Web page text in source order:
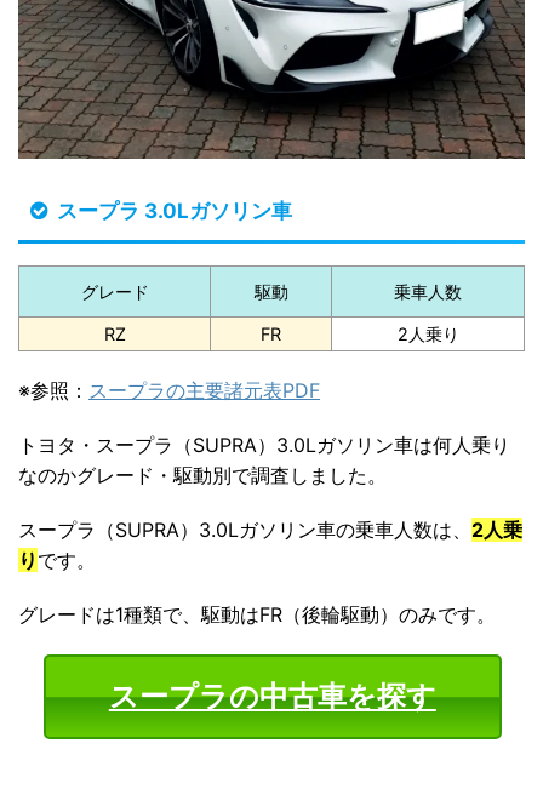
スープラ 3.0Lガソリン車
グレード 駆動 乗車人数
RZ FR 2人乗り
※参照： スープラの主要諸元表PDF
トヨタ・スープラ（SUPRA）3.0Lガソリン車は何人乗り
なのかグレード・駆動別で調査しました。
スープラ（SUPRA）3.0Lガソリン車の乗車人数は、 2人乗
り です。
グレードは1種類で、駆動はFR（後輪駆動）のみです。
スープラの中古車を探す